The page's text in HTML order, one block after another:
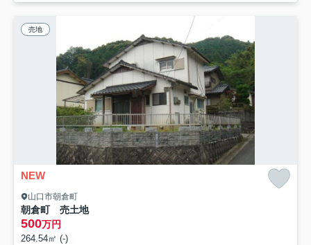
売地
NEW
山口市朝倉町
朝倉町 売土地
500万円
264.54㎡ (-)